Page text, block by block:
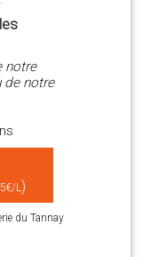
notre
de notre
L)
du Tannay